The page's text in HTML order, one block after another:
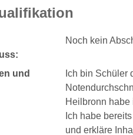
Noch kein
und
Ich bin Schüler
Heilbronn habe
Ich habe
und erkläre